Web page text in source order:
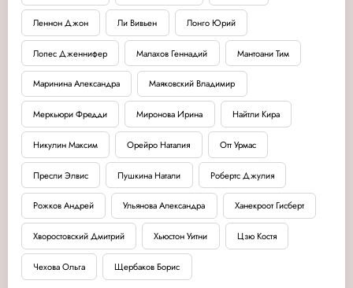
Леннон Джон Ли Вивьен Лонго Юрий
Лопес Дженнифер Малахов Геннадий Мантоани Тим
Маринина Александра Маяковский Владимир
Меркьюри Фредди Миронова Ирина Найтли Кира
Никулин Максим Орейро Наталия Отт Урмас
Пресли Элвис Пушкина Натали Робертс Джулия
Рожков Андрей Ульянова Александра Ханекроот Гисберт
Хворостовский Дмитрий Хьюстон Уитни Цзю Костя
Чехова Ольга Щербаков Борис